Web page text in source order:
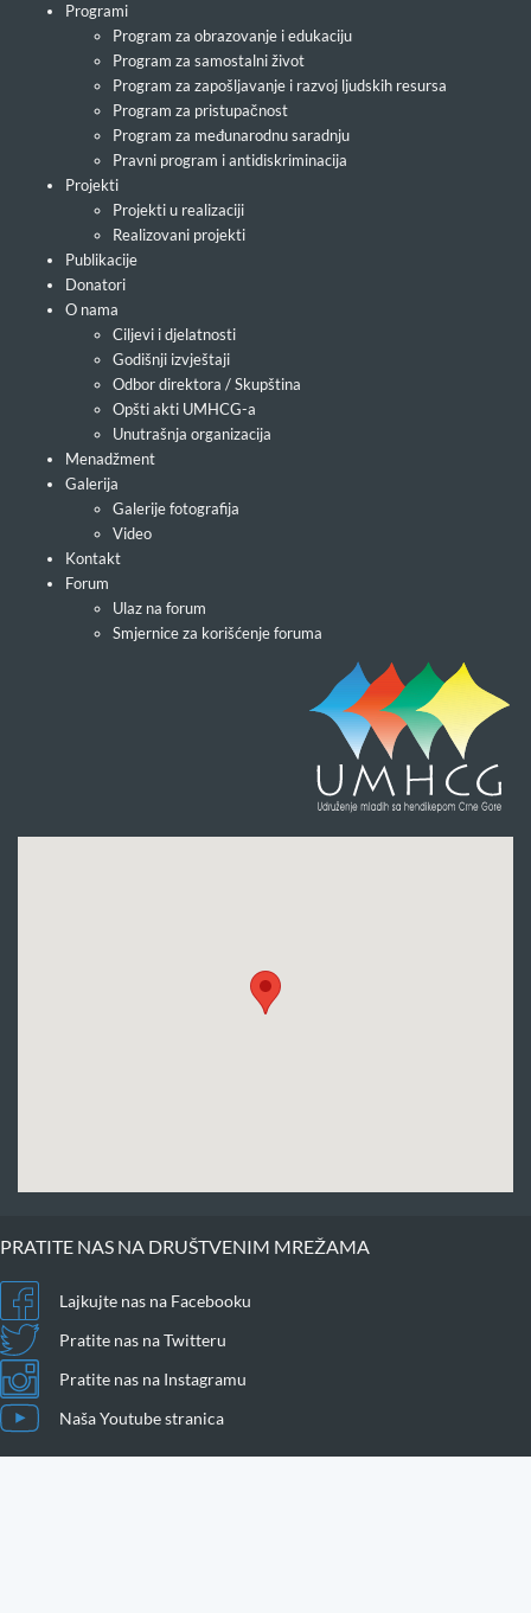
Programi
Program za obrazovanje i edukaciju
Program za samostalni život
Program za zapošljavanje i razvoj ljudskih resursa
Program za pristupačnost
Program za međunarodnu saradnju
Pravni program i antidiskriminacija
Projekti
Projekti u realizaciji
Realizovani projekti
Publikacije
Donatori
O nama
Ciljevi i djelatnosti
Godišnji izvještaji
Odbor direktora / Skupština
Opšti akti UMHCG-a
Unutrašnja organizacija
Menadžment
Galerija
Galerije fotografija
Video
Kontakt
Forum
Ulaz na forum
Smjernice za korišćenje foruma
PRATITE NAS NA DRUŠTVENIM MREŽAMA
Lajkujte nas na Facebooku
Pratite nas na Twitteru
Pratite nas na Instagramu
Naša Youtube stranica